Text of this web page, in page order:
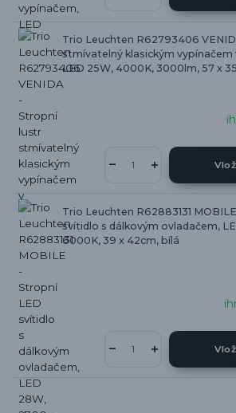
Trio Leuchten R62793406
stmívatelný klasickým vypínačem
LED 25W, 4000K, 3000lm, 57 x
Trio Leuchten R62883131
svítidlo s dálkovým ovladačem,
6000K, 39 x 42cm, bílá